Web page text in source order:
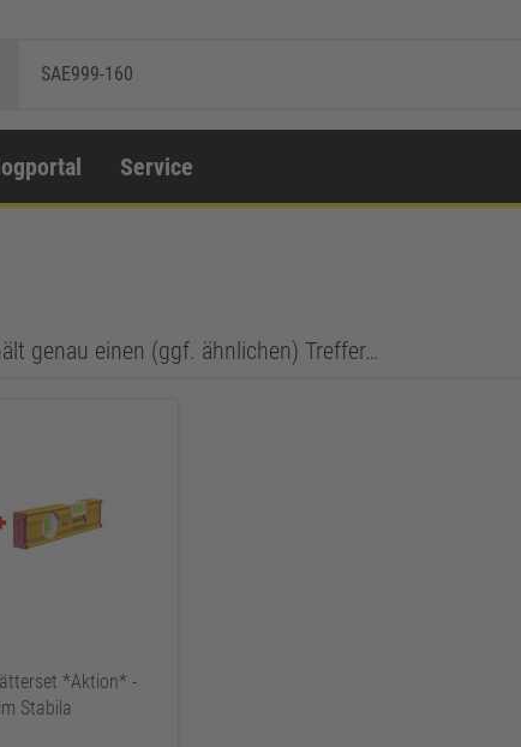
SAE999-160
Service
genau einen (ggf. ähnlichen) Treffer…
*Aktion* -
Stabila